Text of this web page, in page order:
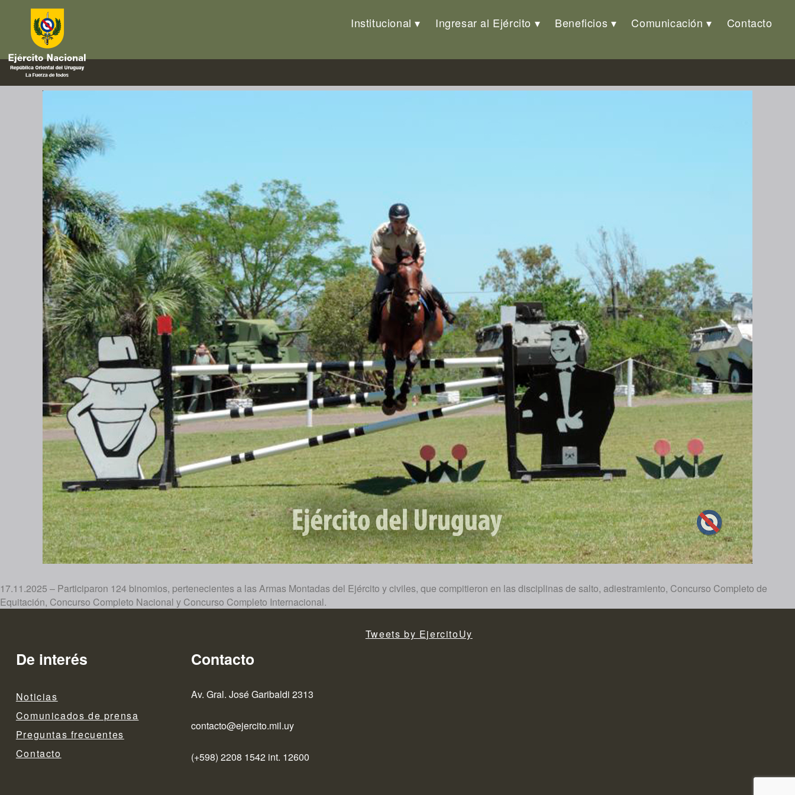
Institucional Ingresar al Ejército Beneficios Comunicación Contacto
handicap
Semana Hípica Militar
17.11.2025 – Participaron 124 binomios, pertenecientes a las Armas Montadas del Ejército y civiles, que compitieron en las disciplinas de salto, adiestramiento, Concurso Completo de
Equitación, Concurso Completo Nacional y Concurso Completo Internacional.
De interés
Noticias
Comunicados de prensa
Preguntas frecuentes
Contacto
Contacto
Av. Gral. José Garibaldi 2313
contacto@ejercito.mil.uy
(+598) 2208 1542 int. 12600
Tweets by EjercitoUy